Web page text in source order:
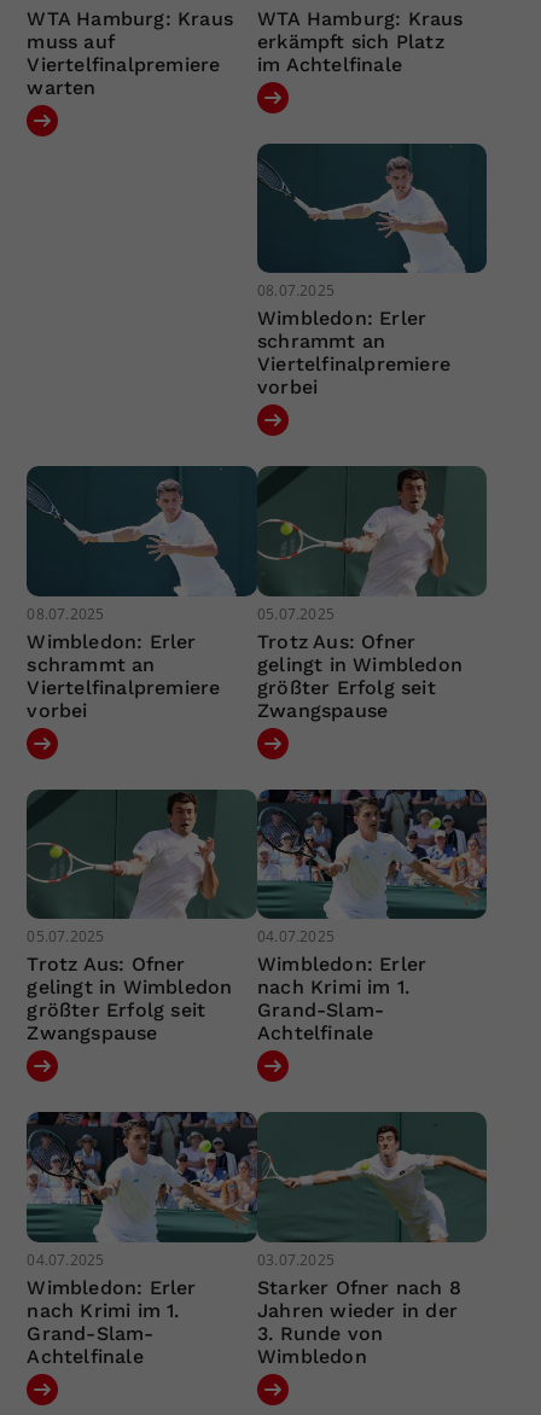
WTA Hamburg: Kraus
muss auf
Viertelfinalpremiere
warten
WTA Hamburg: Kraus
erkämpft sich Platz
im Achtelfinale
08.07.2025
Wimbledon: Erler
schrammt an
Viertelfinalpremiere
vorbei
08.07.2025
Wimbledon: Erler
schrammt an
Viertelfinalpremiere
vorbei
05.07.2025
Trotz Aus: Ofner
gelingt in Wimbledon
größter Erfolg seit
Zwangspause
05.07.2025
Trotz Aus: Ofner
gelingt in Wimbledon
größter Erfolg seit
Zwangspause
04.07.2025
Wimbledon: Erler
nach Krimi im 1.
Grand-Slam-
Achtelfinale
04.07.2025
Wimbledon: Erler
nach Krimi im 1.
Grand-Slam-
Achtelfinale
03.07.2025
Starker Ofner nach 8
Jahren wieder in der
3. Runde von
Wimbledon